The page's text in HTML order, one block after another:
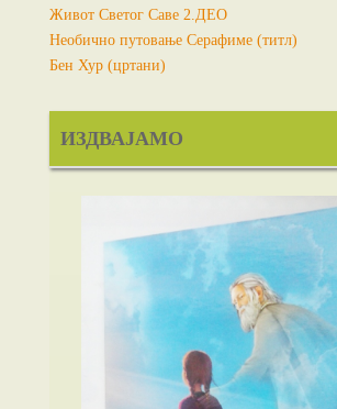
Живот Светог Саве 2.ДЕО
Необично путовање Серафиме (титл)
Бен Хур (цртани)
ИЗДВАЈАМО